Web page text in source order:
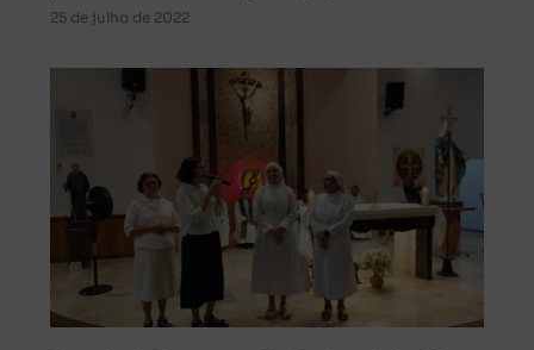
25 de julho de 2022